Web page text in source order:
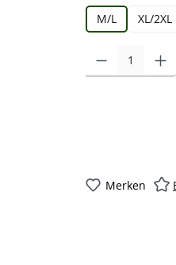
M/L XL/2XL
Produkt
Merken